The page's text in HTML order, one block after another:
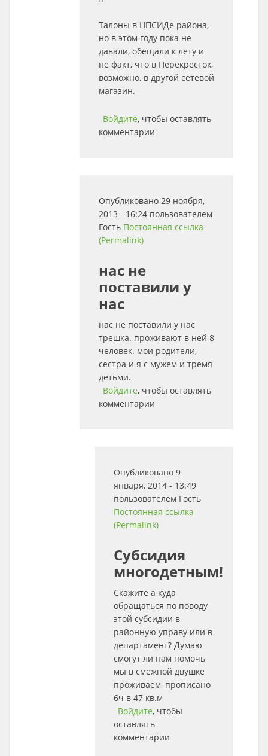
Талоны в ЦПСИДе района,
но в этом году пока не
давали, обещали к лету и
не факт, что в Перекресток,
возможно, в другой сетевой
магазин.
Войдите, чтобы оставлять
комментарии
Опубликовано 29 ноября,
2013 - 16:24 пользователем
Гость Постоянная ссылка
(Permalink)
нас не
поставили у
нас
нас не поставили у нас
трешка. проживают в ней 8
человек. мои родители,
сестра и я с мужем и тремя
детьми.
Войдите, чтобы оставлять
комментарии
Опубликовано 9
января, 2014 - 13:49
пользователем Гость
Постоянная ссылка
(Permalink)
Субсидия
многодетным!
Скажите а куда
обращаться по поводу
этой субсидии в
районную управу или в
департамент? Думаю
смогут ли нам помочь
мы в смежной двушке
проживаем, прописано
6ч в 47 кв.м
Войдите, чтобы
оставлять
комментарии